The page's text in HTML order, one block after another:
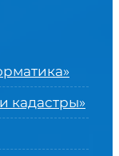
кадастры»